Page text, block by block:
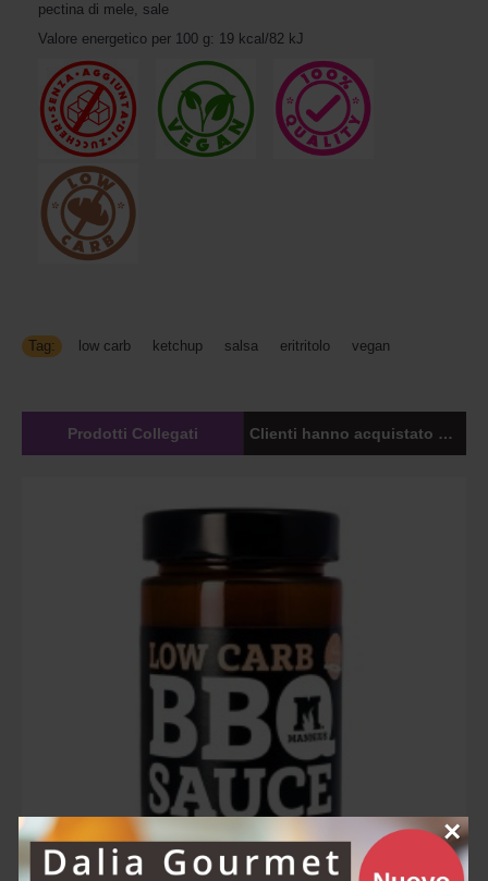
×
pectina di mele, sale
Valore energetico per 100 g: 19 kcal/82 kJ
Tag: low carb ketchup salsa eritritolo vegan
Prodotti Collegati Clienti hanno acquistato anche